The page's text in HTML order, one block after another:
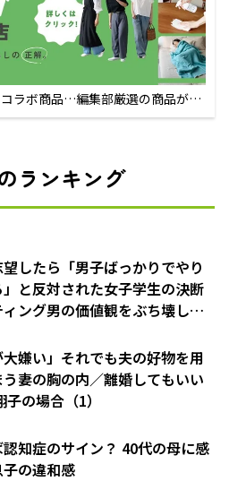
ラボ商品…編集部厳選の商品が買
ランキング
したら「男子ばっかりでやり
と反対された女子学生の決断
ング男の価値観をぶち壊した
大嫌い」それでも夫の好物を用
妻の胸の内／離婚してもいい
の場合（1）
知症のサイン？ 40代の母に感
の違和感